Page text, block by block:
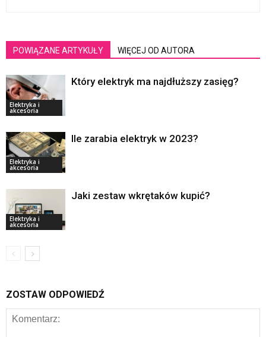
POWIĄZANE ARTYKUŁY WIĘCEJ OD AUTORA
Elektryka i
akcesoria
Który elektryk ma najdłuższy zasięg?
Elektryka i
akcesoria
Ile zarabia elektryk w 2023?
Elektryka i
akcesoria
Jaki zestaw wkrętaków kupić?
ZOSTAW ODPOWIEDŹ